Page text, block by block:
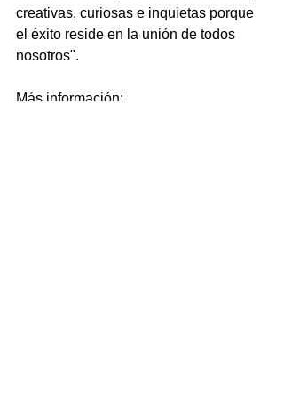
creativas, curiosas e inquietas porque
el éxito reside en la unión de todos
nosotros".
Más información: